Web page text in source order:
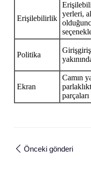
Erişilebilirlik
yerleri,
Politika
Ekran
Camın
Önceki gönderi